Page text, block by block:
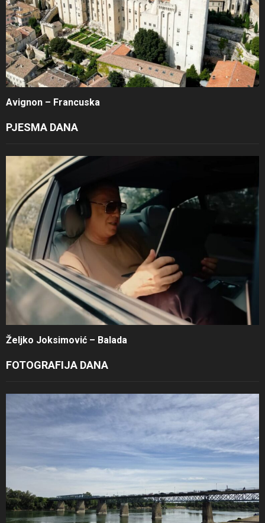
Avignon – Francuska
PJESMA DANA
Željko Joksimović – Balada
FOTOGRAFIJA DANA